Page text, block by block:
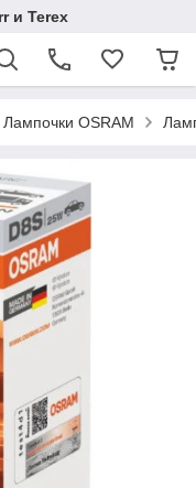
и Terex
Лампочки OSRAM